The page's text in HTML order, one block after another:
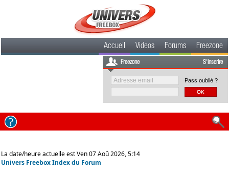
Accueil Videos Forums Freezone
Freezone S'inscrire
Pass oublié ?
La date/heure actuelle est Ven 07 Aoû 2026, 5:14
Univers Freebox Index du Forum